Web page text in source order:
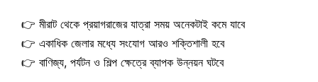
👉 মীরাট থেকে প্রয়াগরাজের যাত্রা সময় অনেকটাই কমে যাবে
👉 একাধিক জেলার মধ্যে সংযোগ আরও শক্তিশালী হবে
👉 বাণিজ্য, পর্যটন ও শিল্প ক্ষেত্রে ব্যাপক উন্নয়ন ঘটবে